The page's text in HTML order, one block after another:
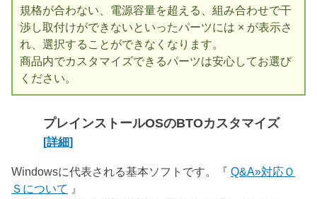
規格が合わない、電源容量を超える、組み合わせで干
渉し取付けができないといったパーツには × が表示さ
れ、選択することができなくなります。
商品内でカスタマイズできるパーツは安心してお選び
ください。
プレインストールOSのBTOカスタマイズ
[詳細]
Windowsに代表される基本ソフトです。『 Q&A»対応Ｏ
Ｓについて 』